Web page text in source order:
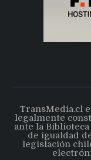
TransMedia.cl
legalmente
ante la
de igualdad
legislación